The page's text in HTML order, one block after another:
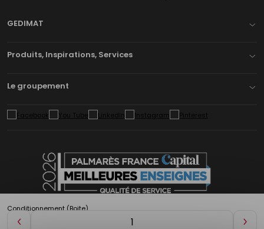
Conditionnement (Boite)
Diminuer
GEDIMAT
Produits, Inspirations, Services
Le groupement